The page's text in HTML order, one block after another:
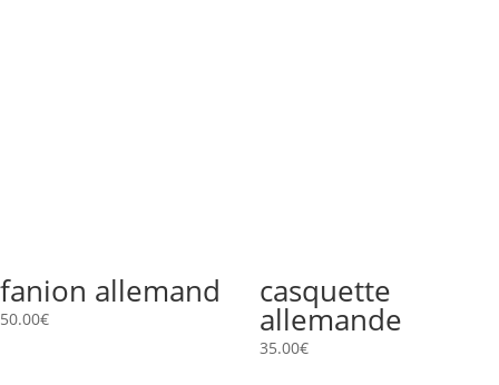
fanion allemand
50.00€
casquette
allemande
35.00€